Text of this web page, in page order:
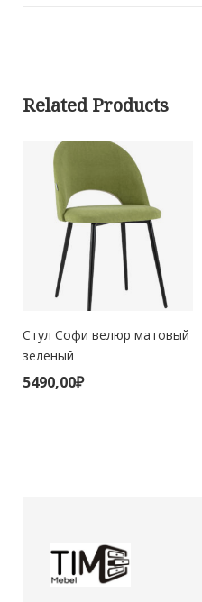
Related Products
Стул Софи велюр матовый
зеленый
5490,00₽